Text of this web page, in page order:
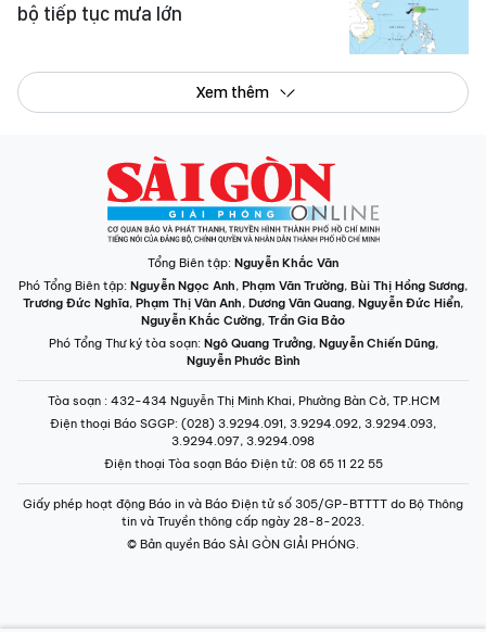
bộ tiếp tục mưa lớn
Xem thêm
Tổng Biên tập: Nguyễn Khắc Văn
Phó Tổng Biên tập: Nguyễn Ngọc Anh, Phạm Văn Trường, Bùi Thị Hồng Sương,
Trương Đức Nghĩa, Phạm Thị Vân Anh, Dương Văn Quang, Nguyễn Đức Hiển,
Nguyễn Khắc Cường, Trần Gia Bảo
Phó Tổng Thư ký tòa soạn: Ngô Quang Trưởng, Nguyễn Chiến Dũng,
Nguyễn Phước Bình
Tòa soạn : 432-434 Nguyễn Thị Minh Khai, Phường Bàn Cờ, TP.HCM
Điện thoại Báo SGGP: (028) 3.9294.091, 3.9294.092, 3.9294.093,
3.9294.097, 3.9294.098
Điện thoại Tòa soạn Báo Điện tử: 08 65 11 22 55
Giấy phép hoạt động Báo in và Báo Điện tử số 305/GP-BTTTT do Bộ Thông
tin và Truyền thông cấp ngày 28-8-2023.
© Bản quyền Báo SÀI GÒN GIẢI PHÓNG.